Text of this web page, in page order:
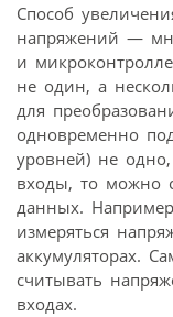
Способ
напряжений —
и
не один, а
для
одновременно
уровней) не
входы, то можно
данных.
измеряться
аккумуляторах.
считывать
входах.